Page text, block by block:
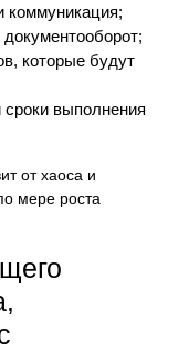
коммуникация;
которые будут
выполнения
от хаоса и
мере роста